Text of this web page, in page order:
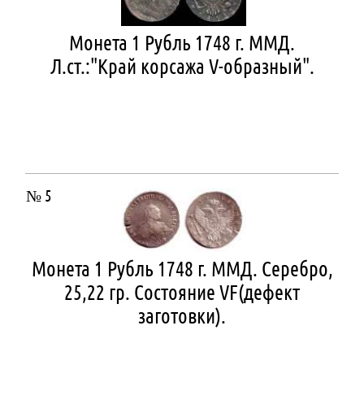
Монета 1 Рубль 1748 г. ММД.
Л.ст.:"Край корсажа V-образный".
№ 5
Монета 1 Рубль 1748 г. ММД. Серебро,
25,22 гр. Состояние VF(дефект
заготовки).